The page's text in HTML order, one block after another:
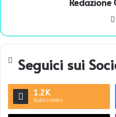
Seguici sui
1.2K
Subscribers